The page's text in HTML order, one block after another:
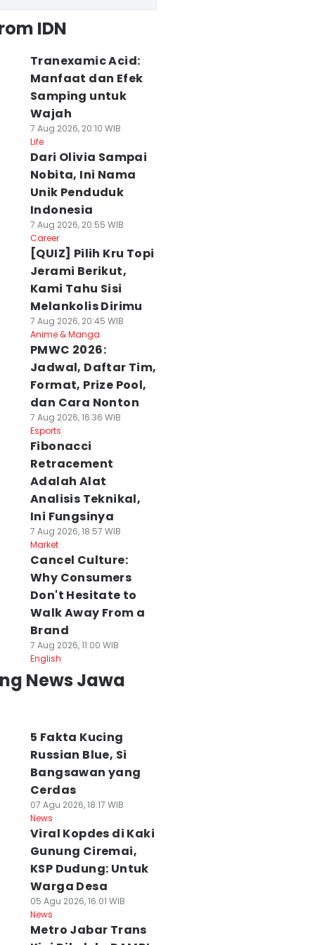
IDN
Tranexamic Acid:
Manfaat dan Efek
Samping untuk
Wajah
7 Aug 2026, 20:10 WIB
Life
Dari Olivia Sampai
Nobita, Ini Nama
Unik Penduduk
Indonesia
7 Aug 2026, 20:55 WIB
Career
[QUIZ] Pilih Kru Topi
Jerami Berikut,
Kami Tahu Sisi
Melankolis Dirimu
7 Aug 2026, 20:45 WIB
Anime & Manga
PMWC 2026:
Jadwal, Daftar Tim,
Format, Prize Pool,
dan Cara Nonton
7 Aug 2026, 16:36 WIB
Esports
Fibonacci
Retracement
Adalah Alat
Analisis Teknikal,
Ini Fungsinya
7 Aug 2026, 18:57 WIB
Market
Cancel Culture:
Why Consumers
Don't Hesitate to
Walk Away From a
Brand
7 Aug 2026, 11:00 WIB
English
News Jawa
5 Fakta Kucing
Russian Blue, Si
Bangsawan yang
Cerdas
07 Agu 2026, 18:17 WIB
News
Viral Kopdes di Kaki
Gunung Ciremai,
KSP Dudung: Untuk
Warga Desa
05 Agu 2026, 16:01 WIB
News
Metro Jabar Trans